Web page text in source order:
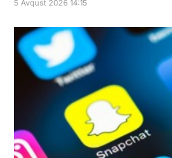
5 Avqust 2026 14:15